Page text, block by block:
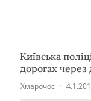
Київська
дорогах через
Хмарочос ·